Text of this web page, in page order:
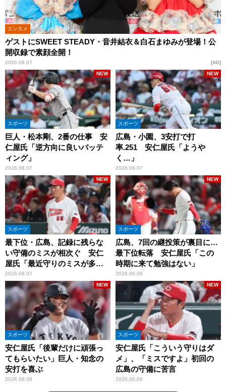
エンタメ
ゲストにSWEET STEADY・音井結衣＆白石まゆみが登場！公
開収録で素顔全開！
2026.08.07 AD
スポーツ
巨人・松本剛、2番の仕事 安
仁屋氏「逆方向に良いバッテ
ィング」
2026.08.07
NEW
スポーツ
広島・小園、3安打で打
率.251 安仁屋氏「ようや
く…」
2026.08.07
NEW
スポーツ
最下位・広島、記録に残らな
い守備のミスが相次ぐ 安仁
屋氏「最近守りのミスが多
い」
2026.08.07
NEW
スポーツ
広島、7回の継投策が裏目に…
最下位転落 安仁屋氏「この
時期に来て勉強はない」
2026.08.06
NEW
スポーツ
安仁屋氏「後輩だけに頑張っ
てもらいたい」巨人・知念の
安打を喜ぶ
2026.08.06
NEW
スポーツ
安仁屋氏「こういう守りはダ
メ」、「ミスですよ」初回の
広島の守備に苦言
2026.08.06
NEW